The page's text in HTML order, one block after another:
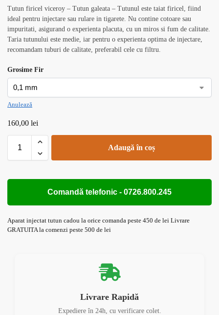
Tutun firicel viceroy – Tutun galeata – Tutunul este taiat firicel, fiind
ideal pentru injectare sau rulare in tigarete. Nu contine cotoare sau
impuritati, asigurand o experienta placuta, cu un miros si fum de calitate.
Taria tutunului este medie, iar pentru o experienta optima de injectare,
recomandam tuburi de calitate, preferabil cele cu filtru.
Grosime Fir
Anulează
160,00 lei
Adaugă în coș
Comandă telefonic - 0726.800.245
Aparat injectat tutun cadou la orice comanda peste 450 de lei Livrare
GRATUITA la comenzi peste 500 de lei
Livrare Rapidă
Expediere în 24h, cu verificare colet.